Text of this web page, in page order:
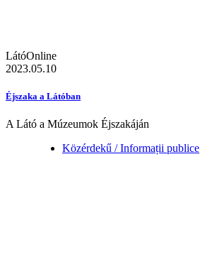
LátóOnline
2023.05.10
Éjszaka a Látóban
A Látó a Múzeumok Éjszakáján
Közérdekű / Informații publice